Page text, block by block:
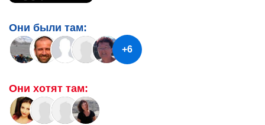
Они были там:
+6
Они хотят там: